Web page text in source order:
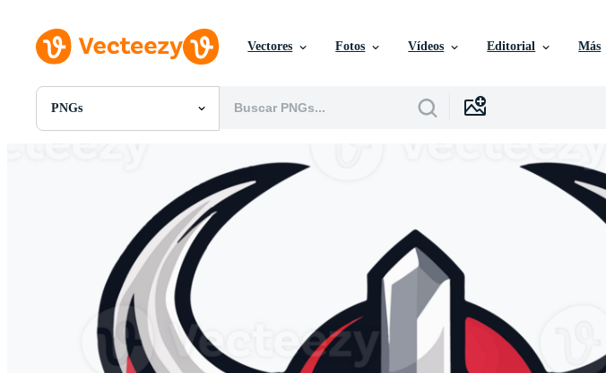
Vectores Fotos Vídeos Editorial Más
PNGs
Todas Imágenes
Gráficos en Movimiento
Imágenes Editoriales
Eventos Editoriales